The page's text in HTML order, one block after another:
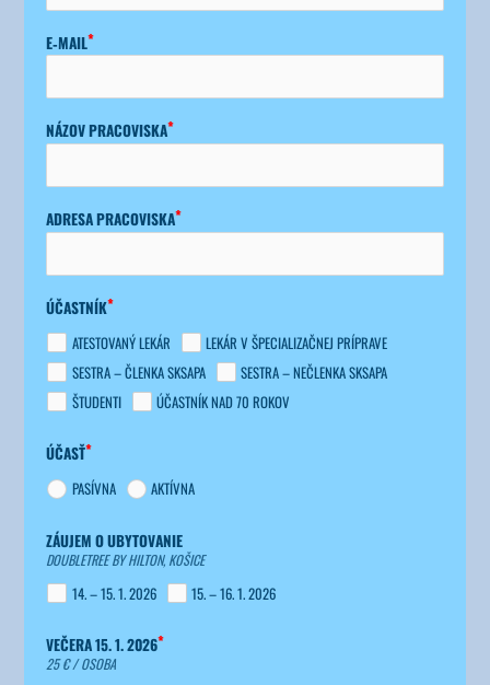
E‑MAIL
NÁZOV PRA­CO­VIS­KA
ADRE­SA PRACOVISKA
ÚČAST­NÍK
ATES­TO­VA­NÝ LEKÁR
LEKÁR V ŠPE­CIA­LI­ZAČ­NEJ PRÍP­RA­VE
SES­TRA – ČLEN­KA SKSA­PA
SES­TRA – NEČLEN­KA SKSA­PA
ŠTU­DEN­TI
ÚČAST­NÍK NAD 70 ROKOV
ÚČASŤ
PASÍV­NA AKTÍV­NA
ZÁU­JEM O UBY­TO­VA­NIE
DOUB­LET­REE BY HIL­TON, KOŠI­CE
14. – 15. 1. 2026
15. – 16. 1. 2026
VEČE­RA 15. 1. 2026
25 € /​ OSO­BA